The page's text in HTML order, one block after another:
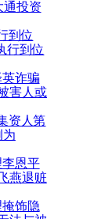
通投资
到位
行到位
诈骗
害人或
资人第
为
恩平
燕退赃
饰隐